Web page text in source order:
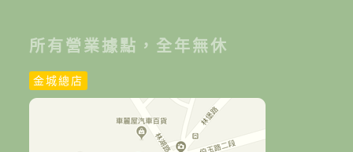
所有營業據點，全年無休
金城總店